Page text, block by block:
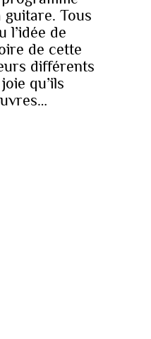
Tous
l’idée de
de cette
différents
qu’ils